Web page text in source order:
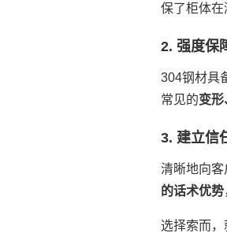
保了柜体
2. 强度保
304钢材具
常见的变
3. 建立信
清晰地向客
的话术优势
选择索而